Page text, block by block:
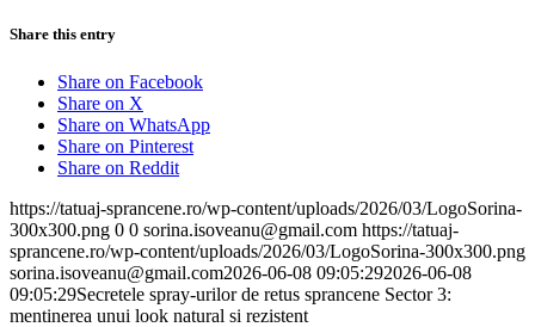
Share this entry
Share on Facebook
Share on X
Share on WhatsApp
Share on Pinterest
Share on Reddit
https://tatuaj-sprancene.ro/wp-content/uploads/2026/03/LogoSorina-
300x300.png 0 0 sorina.isoveanu@gmail.com https://tatuaj-
sprancene.ro/wp-content/uploads/2026/03/LogoSorina-300x300.png
sorina.isoveanu@gmail.com2026-06-08 09:05:292026-06-08
09:05:29Secretele spray-urilor de retus sprancene Sector 3:
mentinerea unui look natural si rezistent